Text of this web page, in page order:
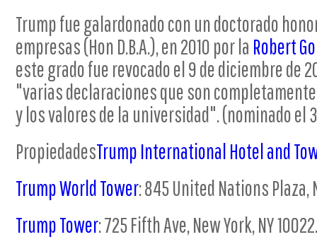
Trump fue galardonado con un doctorado
empresas (Hon D.B.A.), en 2010 por la Robert
este grado fue revocado el 9 de diciembre de
"varias declaraciones que son
y los valores de la universidad". (nominado el
PropiedadesTrump International Hotel and
Trump World Tower: 845 United Nations Plaza,
Trump Tower: 725 Fifth Ave, New York, NY 10022.